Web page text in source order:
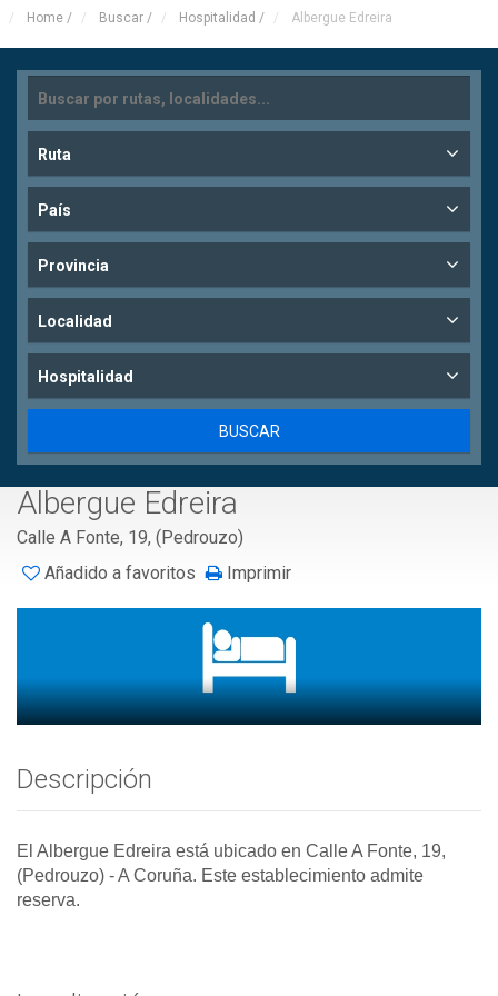
Home / Buscar / Hospitalidad / Albergue Edreira
Ruta
País
Provincia
Localidad
Hospitalidad
Albergue Edreira
Calle A Fonte, 19, (Pedrouzo)
Añadido a favoritos
Imprimir
Descripción
El Albergue Edreira está ubicado en Calle A Fonte, 19,
(Pedrouzo) - A Coruña. Este establecimiento admite
reserva.